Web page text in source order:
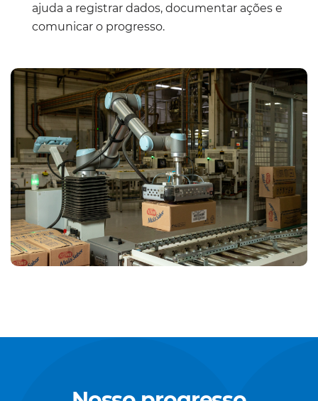
ajuda a registrar dados, documentar ações e
comunicar o progresso.